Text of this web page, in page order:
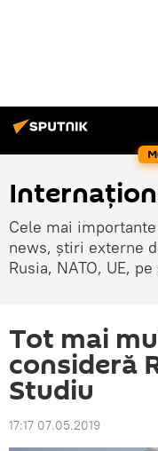
Cele mai
news, știri externe
Rusia, NATO, UE,
Tot mai
consideră
Studiu
17:17 07.05.2019